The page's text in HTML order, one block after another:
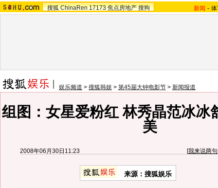
搜狐 ChinaRen 17173 焦点房地产 搜狗 新闻 -
娱乐频道 > 搜狐韩娱 > 第45届大钟电影节 > 新闻报道
组图：女星爱粉红 林秀晶范冰冰
美
2008年06月30日11:23 [我来说两句
来源：搜狐娱乐